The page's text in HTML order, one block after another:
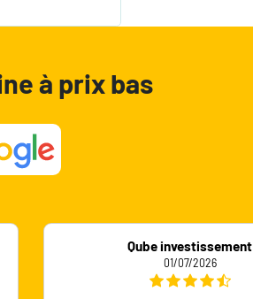
à prix bas
Qube investissement
01/07/2026